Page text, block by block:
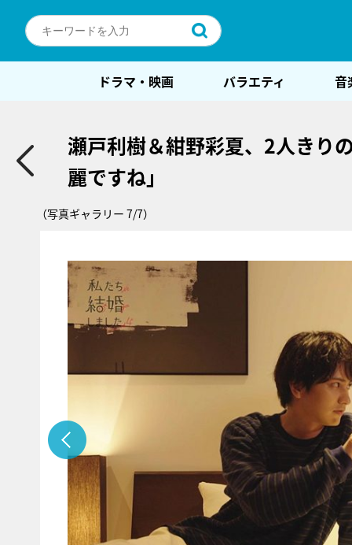
ドラマ・映画 バラエティ 音
瀬戸利樹＆紺野彩夏、2人きり
麗ですね」
（写真ギャラリー 7/7）